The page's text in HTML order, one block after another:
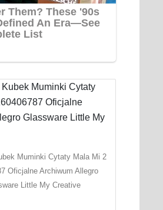
Muminki Cytaty Mala Mi 2
Oficjalne Archiwum Allegro
Little My Creative